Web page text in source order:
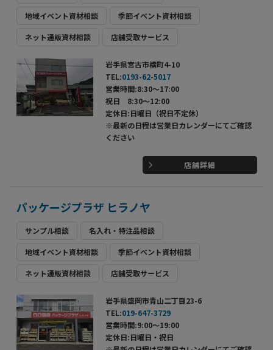
地域イベント資材相談 季節イベント資材相談
ネット通販資材相談 店舗受取サービス
岩手県宮古市横町4-10
TEL:0193-62-5017
営業時間:8:30～17:00
祝日 8:30～12:00
定休日:日曜日（祝日不定休）
※最新の日程は営業日カレンダーにてご確認
ください
店舗詳細
パッケージプラザ ヒラノヤ
サンプル相談 名入れ・特注品相談
地域イベント資材相談 季節イベント資材相談
ネット通販資材相談 店舗受取サービス
岩手県盛岡市青山二丁目23-6
TEL:019-647-3729
営業時間:9:00～19:00
定休日:日曜日・祝日